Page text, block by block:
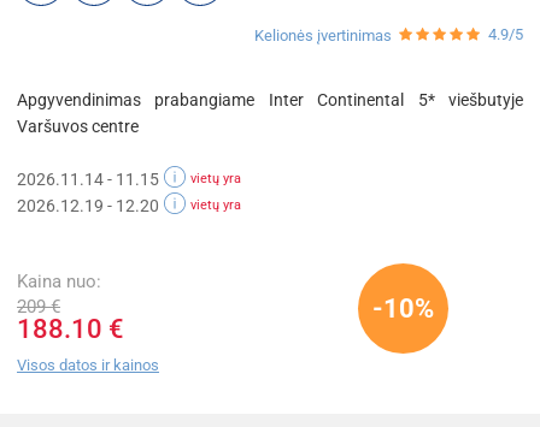
Kelionės įvertinimas 4.9/5
Apgyvendinimas prabangiame Inter Continental 5* viešbutyje
Varšuvos centre
2026.11.14 - 11.15 vietų yra
2026.12.19 - 12.20 vietų yra
Kaina nuo:
209 €
188.10 €
-10%
Visos datos ir kainos